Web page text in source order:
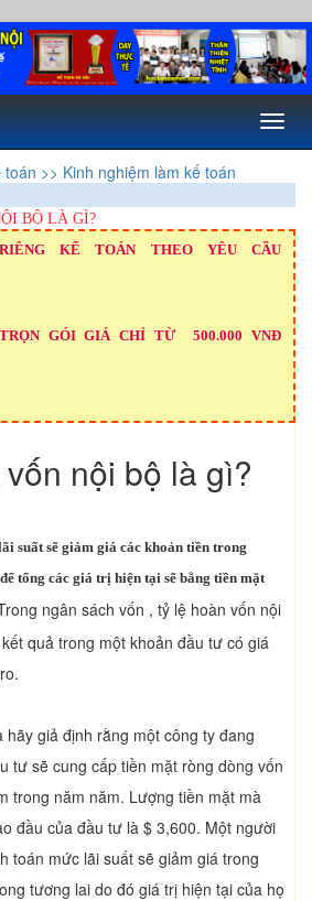
Toggle
toán >> Kinh nghiệm làm kế toán
BỘ LÀ GÌ?
KẾ TOÁN THEO YÊU CẦU
GÓI GIÁ CHỈ TỪ 500.000 VNĐ
nội bộ là gì?
suất sẽ giảm giá các khoản tiền trong
tổng các giá trị hiện tại sẽ bằng tiền mặt
ngân sách vốn , tỷ lệ hoàn vốn nội
quả trong một khoản đầu tư có giá
giả định rằng một công ty đang
tư sẽ cung cấp tiền mặt ròng dòng vốn
trong năm năm. Lượng tiền mặt mà
đầu của đầu tư là $ 3,600. Một người
toán mức lãi suất sẽ giảm giá trong
tương lai do đó giá trị hiện tại của họ